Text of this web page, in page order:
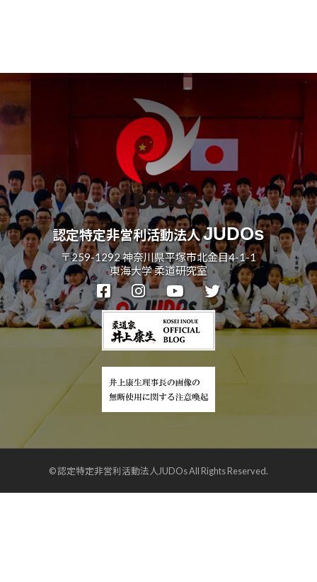
認定特定非営利活動法人JUDOs
〒259-1292 神奈川県平塚市北金目4-1-1
東海大学 柔道研究室
© 認定特定非営利活動法人JUDOs All Rights Reserved.